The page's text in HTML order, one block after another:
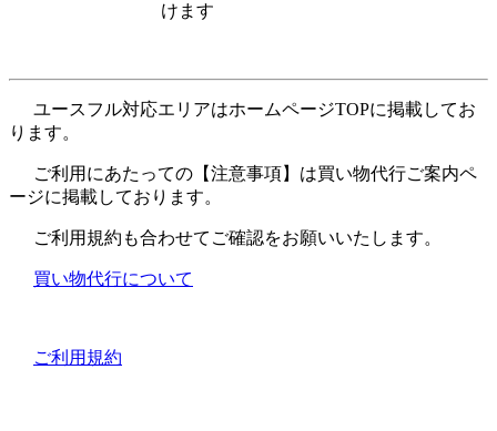
けます
ユースフル対応エリアはホームページTOPに掲載してお
ります。
ご利用にあたっての【注意事項】は買い物代行ご案内ペ
ージに掲載しております。
ご利用規約も合わせてご確認をお願いいたします。
買い物代行について
ご利用規約